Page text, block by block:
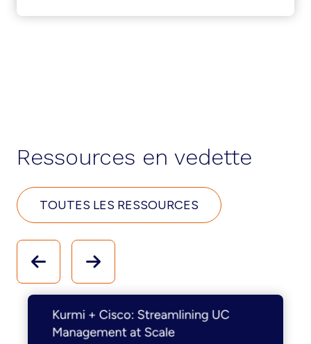
Ressources en vedette
TOUTES LES RESSOURCES